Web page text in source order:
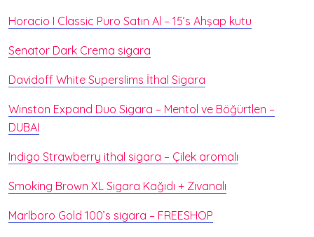
Horacio I Classic Puro Satın Al – 15’s Ahşap kutu
Senator Dark Crema sigara
Davidoff White Superslims İthal Sigara
Winston Expand Duo Sigara – Mentol ve Böğürtlen –
DUBAI
Indigo Strawberry ithal sigara – Çilek aromalı
Smoking Brown XL Sigara Kağıdı + Zıvanalı
Marlboro Gold 100’s sigara – FREESHOP